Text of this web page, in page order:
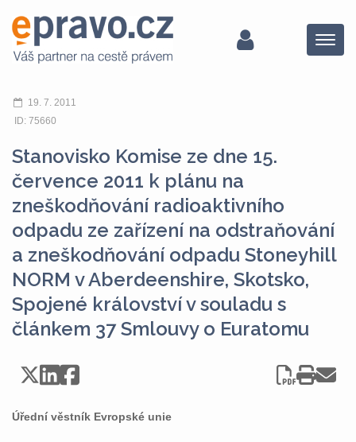
Menu
19. 7. 2011
ID: 75660
Stanovisko Komise ze dne 15.
července 2011 k plánu na
zneškodňování radioaktivního
odpadu ze zařízení na odstraňování
a zneškodňování odpadu Stoneyhill
NORM v Aberdeenshire, Skotsko,
Spojené království v souladu s
článkem 37 Smlouvy o Euratomu
Úřední věstník Evropské unie